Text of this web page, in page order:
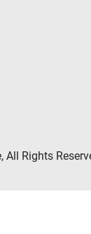
Rights